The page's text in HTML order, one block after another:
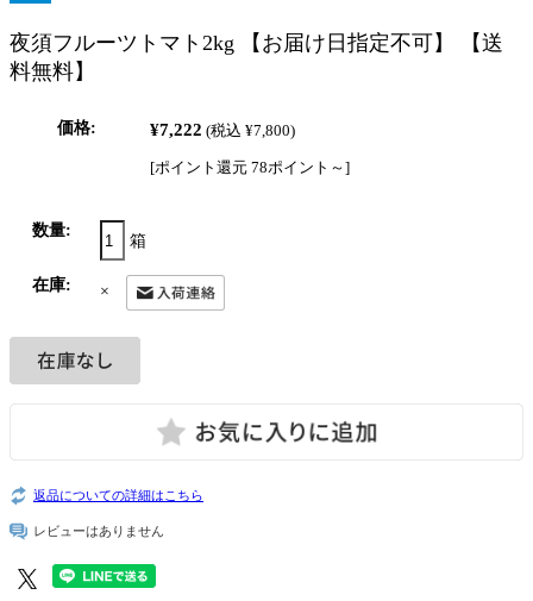
夜須フルーツトマト2kg 【お届け日指定不可】 【送
料無料】
価格: ¥7,222 (税込 ¥7,800)
[ポイント還元 78ポイント～]
数量:
箱
在庫: ×
返品についての詳細はこちら
レビューはありません